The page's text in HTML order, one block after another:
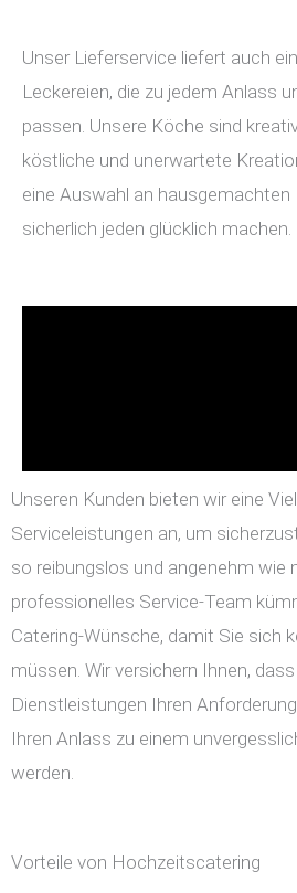
Unser Lieferservice liefert auch
Leckereien, die zu jedem Anlass
passen. Unsere Köche sind
köstliche und unerwartete
eine Auswahl an hausgemachten
sicherlich jeden glücklich machen.
Unseren Kunden bieten wir eine
Serviceleistungen an, um
so reibungslos und angenehm wie
professionelles Service-Team
Catering-Wünsche, damit Sie sich
müssen. Wir versichern Ihnen,
Dienstleistungen Ihren
Ihren Anlass zu einem
werden.
Vorteile von Hochzeitscatering